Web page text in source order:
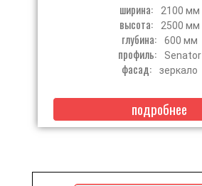
ширина: 2100 мм
высота: 2500 мм
глубина: 600 мм
профиль: Senator
фасад: зеркало
подробнее